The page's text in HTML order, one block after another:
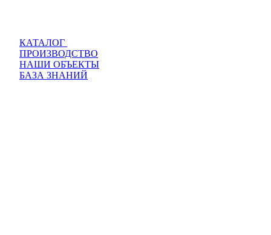
КАТАЛОГ
ПРОИЗВОДСТВО
НАШИ ОБЪЕКТЫ
БАЗА ЗНАНИЙ